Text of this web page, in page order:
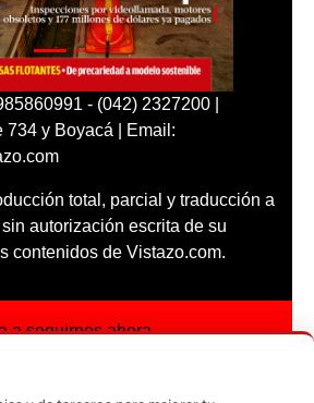
- (042) 2327200 |
734 y Boyacá | Email:
total, parcial y traducción a
autorización escrita de su
contenidos de Vistazo.com.
a seguirnos ahora